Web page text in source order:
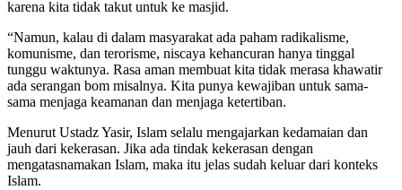
karena kita tidak takut untuk ke masjid.
“Namun, kalau di dalam masyarakat ada paham radikalisme,
komunisme, dan terorisme, niscaya kehancuran hanya tinggal
tunggu waktunya. Rasa aman membuat kita tidak merasa khawatir
ada serangan bom misalnya. Kita punya kewajiban untuk sama-
sama menjaga keamanan dan menjaga ketertiban.
Menurut Ustadz Yasir, Islam selalu mengajarkan kedamaian dan
jauh dari kekerasan. Jika ada tindak kekerasan dengan
mengatasnamakan Islam, maka itu jelas sudah keluar dari konteks
Islam.